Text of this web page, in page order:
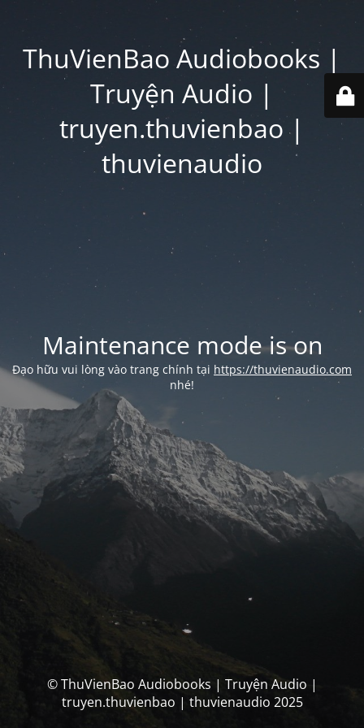
ThuVienBao Audiobooks |
Truyện Audio |
truyen.thuvienbao |
thuvienaudio
Maintenance mode is on
Đạo hữu vui lòng vào trang chính tại https://thuvienaudio.com
nhé!
© ThuVienBao Audiobooks | Truyện Audio |
truyen.thuvienbao | thuvienaudio 2025